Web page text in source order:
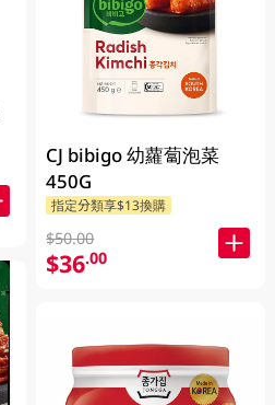
CJ bibigo 幼蘿蔔泡菜
450G
指定分類享$13換購
$50.00
$36.00